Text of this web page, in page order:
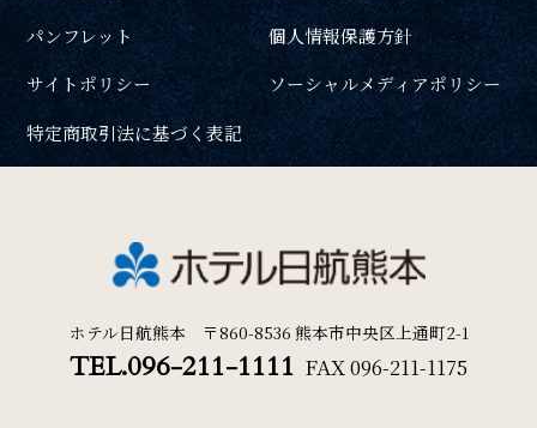
パンフレット
個人情報保護方針
サイトポリシー
ソーシャルメディアポリシー
特定商取引法に基づく表記
ホテル日航熊本 〒860-8536 熊本市中央区上通町2-1
TEL.096-211-1111 FAX096-211-1175